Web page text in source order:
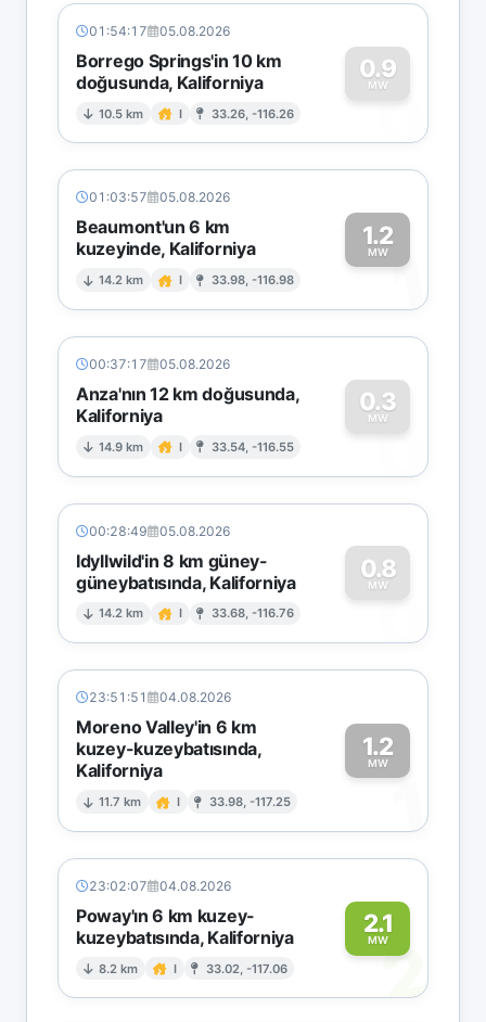
01:54:17 05.08.2026
Borrego Springs'in 10 km
doğusunda, Kaliforniya
10.5 km I 33.26, -116.26
0.9
MW
0
01:03:57 05.08.2026
Beaumont'un 6 km
kuzeyinde, Kaliforniya
14.2 km I 33.98, -116.98
1.2
MW1
00:37:17 05.08.2026
Anza'nın 12 km doğusunda,
Kaliforniya
14.9 km I 33.54, -116.55
0.3
MW
0
00:28:49 05.08.2026
Idyllwild'in 8 km güney-
güneybatısında, Kaliforniya
14.2 km I 33.68, -116.76
0.8
MW
0
23:51:51 04.08.2026
Moreno Valley'in 6 km
kuzey-kuzeybatısında,
Kaliforniya
11.7 km I 33.98, -117.25
1.2
MW
1
23:02:07 04.08.2026
Poway'ın 6 km kuzey-
kuzeybatısında, Kaliforniya
8.2 km I 33.02, -117.06
2.1
MW2